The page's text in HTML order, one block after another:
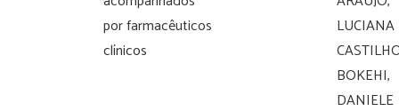
por farmacêuticos
clínicos
LUCIANA
BOKEHI,
DANIELE